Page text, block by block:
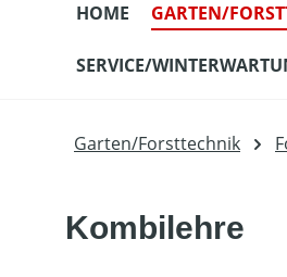
HOME GARTEN/
SERVICE/
Garten/Forsttechnik
Kombilehre